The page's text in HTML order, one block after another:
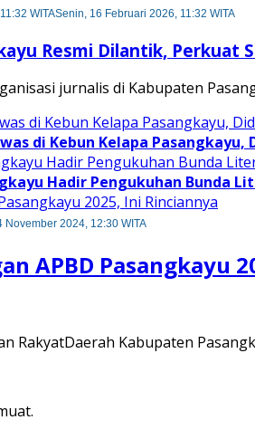
WITASenin, 16 Februari 2026, 11:32 WITA
Resmi Dilantik, Perkuat
jurnalis di Kabupaten
di Kebun Kelapa Pasangkayu,
Hadir Pengukuhan Bunda
November 2024, 12:30 WITA
APBD Pasangkayu
RakyatDaerah Kabupaten